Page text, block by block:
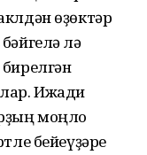
өҙөктәр
лә
Ижади
моңло
бейеүҙәре